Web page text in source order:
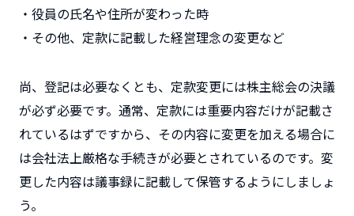
・役員の氏名や住所が変わった時
・その他、定款に記載した経営理念の変更など
尚、登記は必要なくとも、定款変更には株主総会の決議
が必ず必要です。通常、定款には重要内容だけが記載さ
れているはずですから、その内容に変更を加える場合に
は会社法上厳格な手続きが必要とされているのです。変
更した内容は議事録に記載して保管するようにしましょ
う。